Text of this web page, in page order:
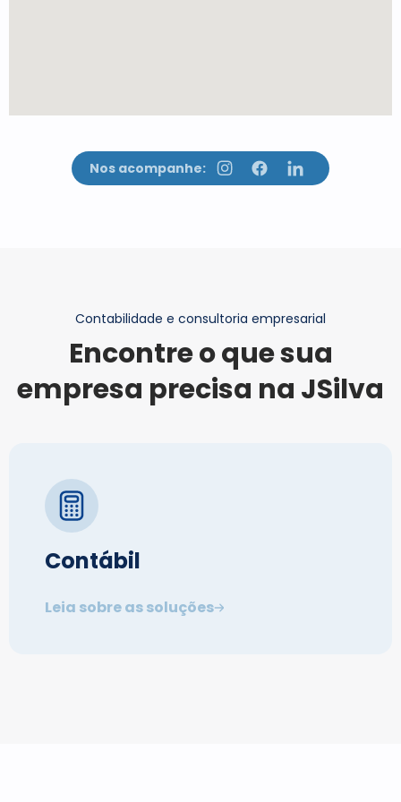
Nos acompanhe:
Contabilidade e consultoria empresarial
Encontre o que sua
empresa precisa na JSilva
Contábil
Leia sobre as soluções